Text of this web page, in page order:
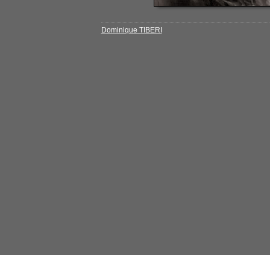
Dominique TIBERI